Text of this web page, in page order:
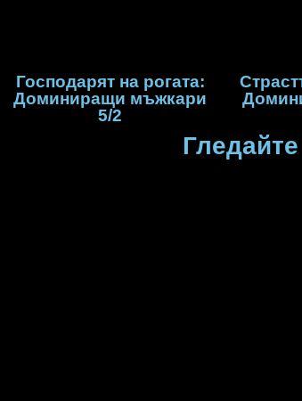
Господарят на рогата:
Доминиращи мъжкари
5/2